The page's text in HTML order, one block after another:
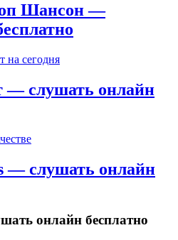
Шансон —
на сегодня
— слушать онлайн
— слушать онлайн
онлайн бесплатно